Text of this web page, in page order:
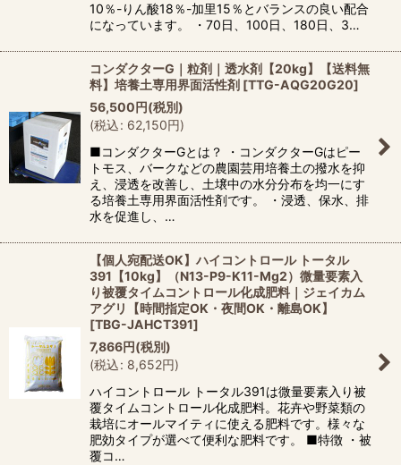
10％-りん酸18％-加里15％とバランスの良い配合
になっています。 ・70日、100日、180日、3…
コンダクターG｜粒剤｜透水剤【20kg】【送料無
料】培養土専用界面活性剤 [TTG-AQG20G20]
56,500円(税別)
(税込: 62,150円)
■コンダクターGとは？ ・コンダクターGはピー
トモス、バークなどの農園芸用培養土の撥水を抑
え、浸透を改善し、土壌中の水分分布を均一にす
る培養土専用界面活性剤です。 ・浸透、保水、排
水を促進し、…
【個人宛配送OK】ハイコントロール トータル
391【10kg】（N13-P9-K11-Mg2）微量要素入
り被覆タイムコントロール化成肥料｜ジェイカム
アグリ【時間指定OK・夜間OK・離島OK】
[TBG-JAHCT391]
7,866円(税別)
(税込: 8,652円)
ハイコントロール トータル391は微量要素入り被
覆タイムコントロール化成肥料。花卉や野菜類の
栽培にオールマイティに使える肥料です。様々な
肥効タイプが選べて便利な肥料です。 ■特徴 ・被
覆コ…